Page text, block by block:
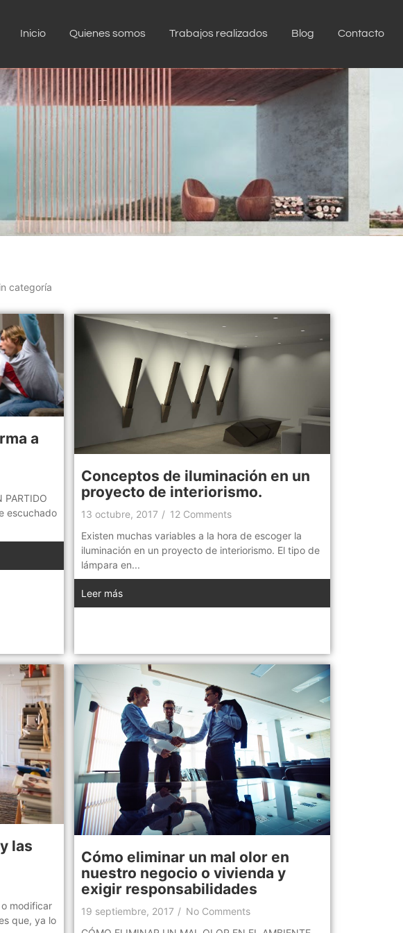
Inicio Quienes somos Trabajos realizados Blog Contacto
categoría
a
PARTIDO
escuchado
Conceptos de iluminación en un
proyecto de interiorismo.
13 octubre, 2017 / 12 Comments
Existen muchas variables a la hora de escoger la
iluminación en un proyecto de interiorismo. El tipo de
lámpara en...
Leer más
las
modificar
que, ya lo
Cómo eliminar un mal olor en
nuestro negocio o vivienda y
exigir responsabilidades
19 septiembre, 2017 / No Comments